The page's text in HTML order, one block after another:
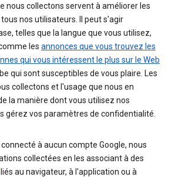
nous collectons servent à améliorer les
nos utilisateurs. Il peut s'agir
telles que la langue que vous utilisez,
les annonces que vous trouvez les
qui vous intéressent le plus sur le Web
qui sont susceptibles de vous plaire. Les
collectons et l'usage que nous en
la manière dont vous utilisez nos
gérez vos paramètres de confidentialité.
à aucun compte Google, nous
collectées en les associant à des
liés au navigateur, à l'application ou à